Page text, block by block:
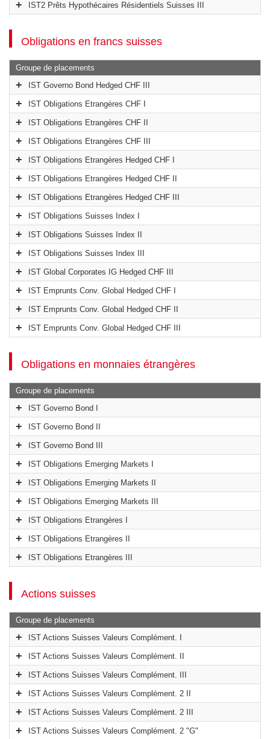
IST2 Prêts Hypothécaires Résidentiels Suisses III
Obligations en francs suisses
Groupe de placements
IST Governo Bond Hedged CHF III
IST Obligations Etrangères CHF I
IST Obligations Etrangères CHF II
IST Obligations Etrangères CHF III
IST Obligations Etrangères Hedged CHF I
IST Obligations Etrangères Hedged CHF II
IST Obligations Etrangères Hedged CHF III
IST Obligations Suisses Index I
IST Obligations Suisses Index II
IST Obligations Suisses Index III
IST Global Corporates IG Hedged CHF III
IST Emprunts Conv. Global Hedged CHF I
IST Emprunts Conv. Global Hedged CHF II
IST Emprunts Conv. Global Hedged CHF III
Obligations en monnaies étrangères
Groupe de placements
IST Governo Bond I
IST Governo Bond II
IST Governo Bond III
IST Obligations Emerging Markets I
IST Obligations Emerging Markets II
IST Obligations Emerging Markets III
IST Obligations Etrangères I
IST Obligations Etrangères II
IST Obligations Etrangères III
Actions suisses
Groupe de placements
IST Actions Suisses Valeurs Complément. I
IST Actions Suisses Valeurs Complément. II
IST Actions Suisses Valeurs Complément. III
IST Actions Suisses Valeurs Complément. 2 II
IST Actions Suisses Valeurs Complément. 2 III
IST Actions Suisses Valeurs Complément. 2 "G"